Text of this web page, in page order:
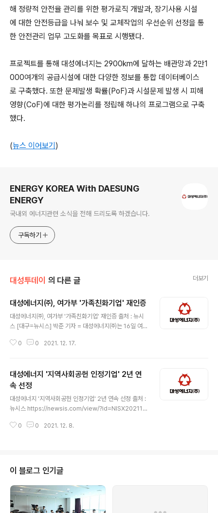
해 정량적 안전율 관리를 위한 평가로직 개발과, 장기사용 시설
에 대한 안전등급을 나눠 보수 및 교체작업의 우선순위 선정을 통
한 안전관리 업무 고도화를 목표로 시행됐다.
프로젝트를 통해 대성에너지는 2900km에 달하는 배관망과 2만1
000여개의 공급시설에 대한 다양한 정보를 통합 데이터베이스
로 구축했다. 또한 문제발생 확률(PoF)과 시설문제 발생 시 피해
영향(CoF)에 대한 평가논리를 정립해 하나의 프로그램으로 구축
했다.
(뉴스 이어보기)
ENERGY KOREA With DAESUNG
ENERGY
국내외 에너지관련 소식을 전해 드리도록 하겠습니다.
구독하기
대성투데이 의 다른 글 더보기
대성에너지㈜, 여가부 '가족친화기업' 재인증
대성에너지㈜, 여가부 '가족친화기업' 재인증 출처 : 뉴시
스 [대구=뉴시스] 박준 기자 = 대성에너지㈜는 16일 여성
기업 인증은 근로자가 일과 가정생활을 조화롭게 병행할
진다. 2013년 처음으로 가족친화인증을 획득한 대성에너
지는 이번 4회차까지 지속적으로 인증을 유지하고 있으며
이번 심사에서는 가족친화경영에 대한 회사의 의지, 워라
밸 문화 확산, 모성호보 프로그램 등 다양한 항목에서 높은
평가를 받았다. (뉴스 이어보기)
0 0 2021. 12. 17.
대성에너지 '지역사회공헌 인정기업' 2년 연
속 선정
대성에너지 '지역사회공헌 인정기업' 2년 연속 선정 출처 :
뉴시스 https://newsis.com/view/?id=NISX202112
너지 '지역사회공헌 인정기업' 2년 연속 선정 [대구=뉴시
www.newsis.com
0 0 2021. 12. 8.
이 블로그 인기글